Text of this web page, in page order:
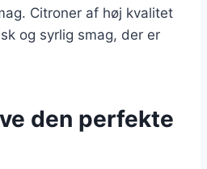
Citroner af høj kvalitet
og syrlig smag, der er
den perfekte